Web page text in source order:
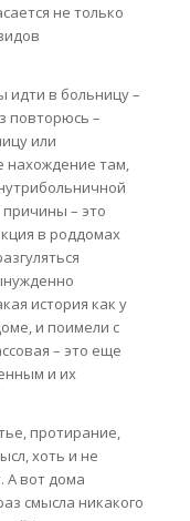
не только
идти в больницу –
повторюсь –
или
нахождение там,
– это
в роддомах
история как у
и поимели с
– это еще
и их
протирание,
хоть и не
А вот дома
смысла никакого